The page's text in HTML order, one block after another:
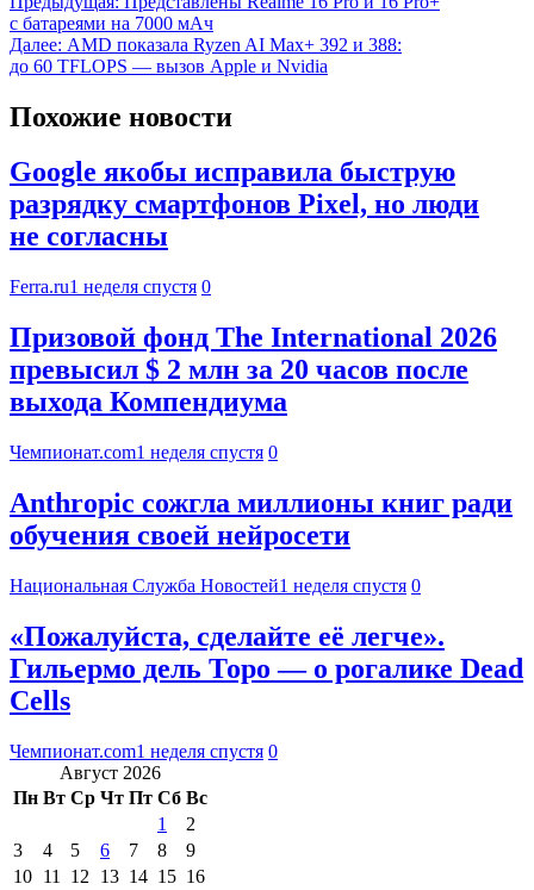
с батареями на 7000 мАч
Далее: AMD показала Ryzen AI Max+ 392 и 388:
до 60 TFLOPS — вызов Apple и Nvidia
Похожие новости
Google якобы исправила быструю
разрядку смартфонов Pixel, но люди
не согласны
Ferra.ru1 неделя спустя 0
Призовой фонд The International 2026
превысил $ 2 млн за 20 часов после
выхода Компендиума
Чемпионат.com1 неделя спустя 0
Anthropic сожгла миллионы книг ради
обучения своей нейросети
Национальная Служба Новостей1 неделя спустя 0
«Пожалуйста, сделайте её легче».
Гильермо дель Торо — о рогалике Dead
Cells
Чемпионат.com1 неделя спустя 0
Август 2026
Пн Вт Ср Чт Пт Сб Вс
1
2
3
4 5 6 7 8
9
10 11 12 13 14 15 16